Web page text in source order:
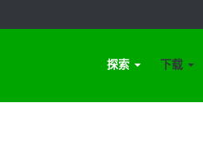
探索 下载